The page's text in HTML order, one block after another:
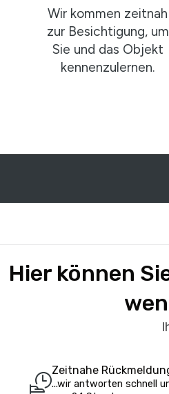
Wir kommen zeitnah
zur Besichtigung, um
Sie und das Objekt
kennenzulernen.